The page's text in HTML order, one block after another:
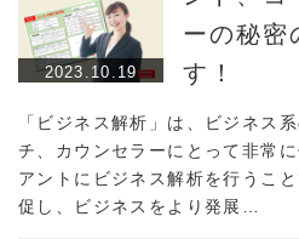
2023.10.19
ーの秘密
す！
「ビジネス解析」は、ビジネス
チ、カウンセラーにとって非常
アントにビジネス解析を行うこ
促し、ビジネスをより発展…